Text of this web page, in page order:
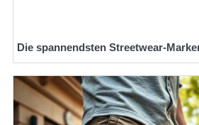
Die spannendsten Streetwear-